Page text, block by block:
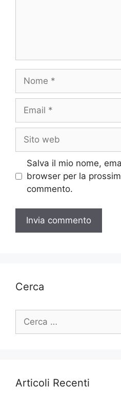
web
Salva il mio nome,
browser per la
commento.
Cerca
Ricerca
Articoli Recenti